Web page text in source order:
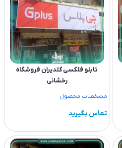
تابلو فلکسی گلدیران فروشگاه
رخشانی
مشخصات محصول
تماس بگیرید